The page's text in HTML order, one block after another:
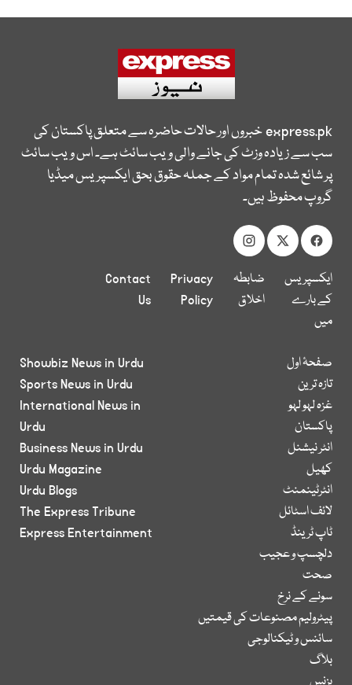
express.pkخبروں اور حالات حاضرہ سے متعلق پاکستان کی
سب سے زیادہ وزٹ کی جانے والی ویب سائٹ ہے۔ اس ویب سائٹ
پر شائع شدہ تمام مواد کے جملہ حقوق بحق ایکسپریس میڈیا
گروپ محفوظ ہیں۔
ایکسپریس
کے بارے
میں
ضابطہ
اخلاق
Privacy
Policy
Contact
Us
صفحۂ اول
تازہ ترین
غزہ لہو لہو
پاکستان
انٹر نیشنل
کھیل
انٹرٹینمنٹ
لائف اسٹائل
ٹاپ ٹرینڈ
دلچسپ و عجیب
صحت
سونے کے نرخ
پیٹرولیم مصنوعات کی قیمتیں
سائنس و ٹیکنالوجی
بلاگ
Showbiz News in Urdu
Sports News in Urdu
International News in
Urdu
Business News in Urdu
Urdu Magazine
Urdu Blogs
The Express Tribune
Express Entertainment